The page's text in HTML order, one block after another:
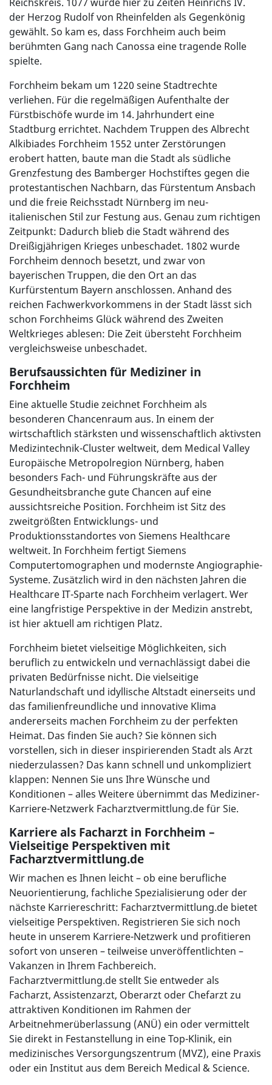
der Herzog Rudolf von Rheinfelden als Gegenkönig
gewählt. So kam es, dass Forchheim auch beim
berühmten Gang nach Canossa eine tragende Rolle
spielte.
Forchheim bekam um 1220 seine Stadtrechte
verliehen. Für die regelmäßigen Aufenthalte der
Fürstbischöfe wurde im 14. Jahrhundert eine
Stadtburg errichtet. Nachdem Truppen des Albrecht
Alkibiades Forchheim 1552 unter Zerstörungen
erobert hatten, baute man die Stadt als südliche
Grenzfestung des Bamberger Hochstiftes gegen die
protestantischen Nachbarn, das Fürstentum Ansbach
und die freie Reichsstadt Nürnberg im neu-
italienischen Stil zur Festung aus. Genau zum richtigen
Zeitpunkt: Dadurch blieb die Stadt während des
Dreißigjährigen Krieges unbeschadet. 1802 wurde
Forchheim dennoch besetzt, und zwar von
bayerischen Truppen, die den Ort an das
Kurfürstentum Bayern anschlossen. Anhand des
reichen Fachwerkvorkommens in der Stadt lässt sich
schon Forchheims Glück während des Zweiten
Weltkrieges ablesen: Die Zeit übersteht Forchheim
vergleichsweise unbeschadet.
Berufsaussichten für Mediziner in
Forchheim
Eine aktuelle Studie zeichnet Forchheim als
besonderen Chancenraum aus. In einem der
wirtschaftlich stärksten und wissenschaftlich aktivsten
Medizintechnik-Cluster weltweit, dem Medical Valley
Europäische Metropolregion Nürnberg, haben
besonders Fach- und Führungskräfte aus der
Gesundheitsbranche gute Chancen auf eine
aussichtsreiche Position. Forchheim ist Sitz des
zweitgrößten Entwicklungs- und
Produktionsstandortes von Siemens Healthcare
weltweit. In Forchheim fertigt Siemens
Computertomographen und modernste Angiographie-
Systeme. Zusätzlich wird in den nächsten Jahren die
Healthcare IT-Sparte nach Forchheim verlagert. Wer
eine langfristige Perspektive in der Medizin anstrebt,
ist hier aktuell am richtigen Platz.
Forchheim bietet vielseitige Möglichkeiten, sich
beruflich zu entwickeln und vernachlässigt dabei die
privaten Bedürfnisse nicht. Die vielseitige
Naturlandschaft und idyllische Altstadt einerseits und
das familienfreundliche und innovative Klima
andererseits machen Forchheim zu der perfekten
Heimat. Das finden Sie auch? Sie können sich
vorstellen, sich in dieser inspirierenden Stadt als Arzt
niederzulassen? Das kann schnell und unkompliziert
klappen: Nennen Sie uns Ihre Wünsche und
Konditionen – alles Weitere übernimmt das Mediziner-
Karriere-Netzwerk Facharztvermittlung.de für Sie.
Karriere als Facharzt in Forchheim –
Vielseitige Perspektiven mit
Facharztvermittlung.de
Wir machen es Ihnen leicht – ob eine berufliche
Neuorientierung, fachliche Spezialisierung oder der
nächste Karriereschritt: Facharztvermittlung.de bietet
vielseitige Perspektiven. Registrieren Sie sich noch
heute in unserem Karriere-Netzwerk und profitieren
sofort von unseren – teilweise unveröffentlichten –
Vakanzen in Ihrem Fachbereich.
Facharztvermittlung.de stellt Sie entweder als
Facharzt, Assistenzarzt, Oberarzt oder Chefarzt zu
attraktiven Konditionen im Rahmen der
Arbeitnehmerüberlassung (ANÜ) ein oder vermittelt
Sie direkt in Festanstellung in eine Top-Klinik, ein
medizinisches Versorgungszentrum (MVZ), eine Praxis
oder ein Institut aus dem Bereich Medical & Science.